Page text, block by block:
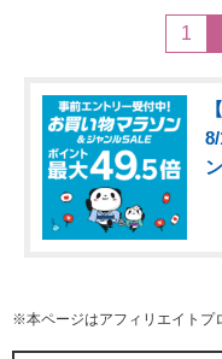
1
※本ページはアフィリエイトプ